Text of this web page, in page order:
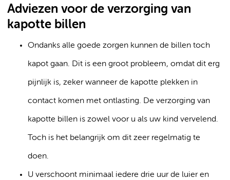
Adviezen voor de verzorging van
kapotte billen
Ondanks alle goede zorgen kunnen de billen toch
kapot gaan. Dit is een groot probleem, omdat dit erg
pijnlijk is, zeker wanneer de kapotte plekken in
contact komen met ontlasting. De verzorging van
kapotte billen is zowel voor u als uw kind vervelend.
Toch is het belangrijk om dit zeer regelmatig te
doen.
U verschoont minimaal iedere drie uur de luier en